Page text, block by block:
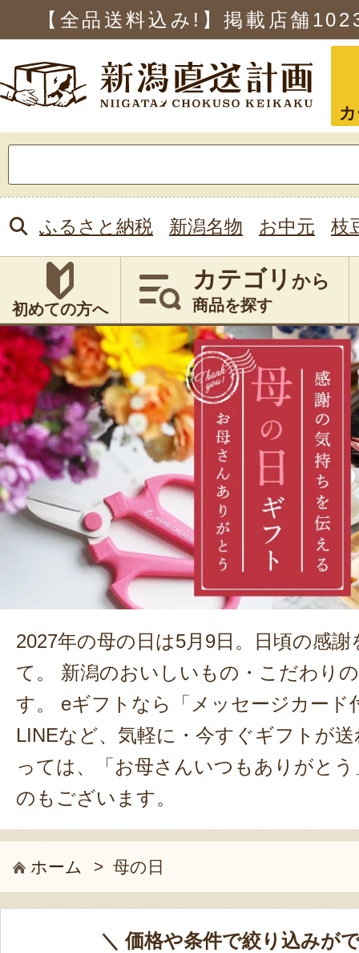
【全品送料込み!】掲載店舗
索:
ふるさと納税 新潟名物 お中元 枝
初めての方へ
カテゴリ から
商品を探す
2027年の母の日は5月9日。日頃の感
て。 新潟のおいしいもの・こだわり
す。 eギフトなら「メッセージカード
LINEなど、気軽に・今すぐギフトが
っては、「お母さんいつもありがと
のもございます。
ホーム > 母の日
＼ 価格や条件で絞り込みが